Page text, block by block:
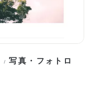
/写真・フォトロ